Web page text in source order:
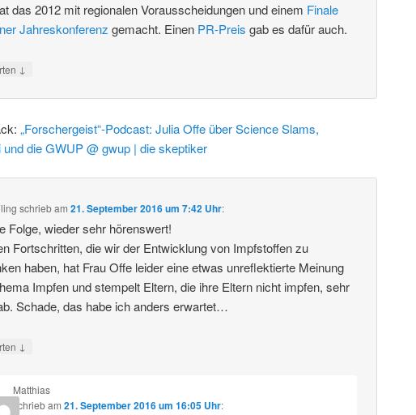
das 2012 mit regionalen Vorausscheidungen und einem Finale
Jahreskonferenz gemacht. Einen PR-Preis gab es dafür auch.
↓
„Forschergeist“-Podcast: Julia Offe über Science Slams,
und die GWUP @ gwup | die skeptiker
schriebam21. September 2016 um 7:42 Uhr:
Folge, wieder sehr hörenswert!
Fortschritten, die wir der Entwicklung von Impfstoffen zu
haben, hat Frau Offe leider eine etwas unreflektierte Meinung
Impfen und stempelt Eltern, die ihre Eltern nicht impfen, sehr
Schade, das habe ich anders erwartet…
↓
Matthias
schriebam 21. September 2016 um 16:05 Uhr: